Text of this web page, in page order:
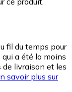
fil du temps pour
a été la moins
de livraison et les
savoir plus sur